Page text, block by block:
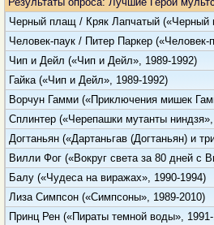
Черный плащ / Кряк Лапчатый («Черный
Человек-паук / Питер Паркер («Человек-
Чип и Дейл («Чип и Дейл», 1989-1992)
Гайка («Чип и Дейл», 1989-1992)
Ворчун Гамми («Приключения мишек
Сплинтер («Черепашки мутанты
Догтаньян («Дартаньгав (Догтаньян) и
Вилли Фог («Вокруг света за 80 дней с
Балу («Чудеса на виражах», 1990-1994)
Лиза Симпсон («Симпсоны», 1989-2010)
Принц Рен («Пираты темной воды»,